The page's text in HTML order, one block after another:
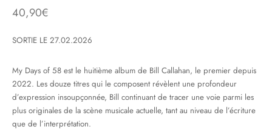
40,90€
SORTIE LE 27.02.2026
My Days of 58 est le huitième album de Bill Callahan, le premier depuis
2022. Les douze titres qui le composent révèlent une profondeur
d’expression insoupçonnée, Bill continuant de tracer une voie parmi les
plus originales de la scène musicale actuelle, tant au niveau de l’écriture
que de l’interprétation.
MUSIQUES IMPROVISEES
DU MONDE